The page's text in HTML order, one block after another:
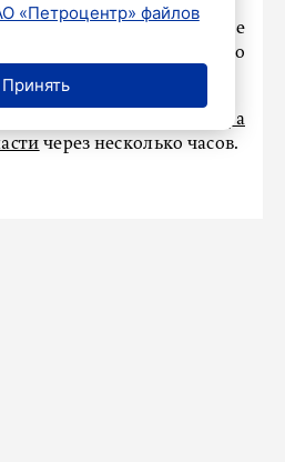
ночью существенно не
будет интенсивно
что
усиление ветра
через несколько часов.
«Петроцентр» файлов
Принять